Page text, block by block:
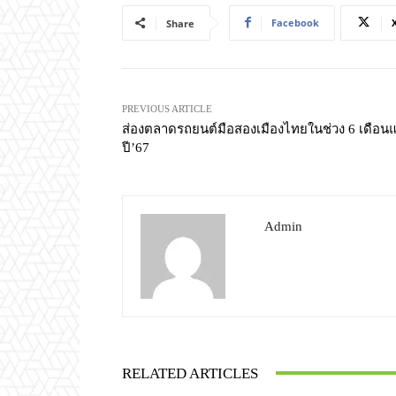
Share Facebook
PREVIOUS ARTICLE
ส่องตลาดรถยนต์มือสองเมืองไทยในช่วง 6 เดือน
ปี’67
Admin
RELATED ARTICLES